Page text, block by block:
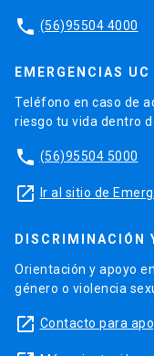
phone (56)95504 4000
EMERGENCIAS UC
Teléfono en caso de
riesgo tu vida dentro
phone (56)95504 5000
launch Ir al sitio de
DISCRIMINACIÓN
Orientación y apoyo
género o violencia
launch Contacto para